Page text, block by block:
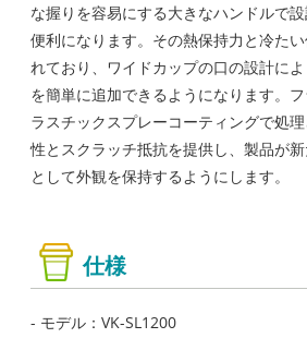
な握りを容易にする大きなハンドルで
便利になります。その熱保持力と冷た
れており、ワイドカップの口の設計に
を簡単に追加できるようになります。
ラスチックスプレーコーティングで処
性とスクラッチ抵抗を提供し、製品が
として外観を保持するようにします。
仕様
- モデル：VK-SL1200